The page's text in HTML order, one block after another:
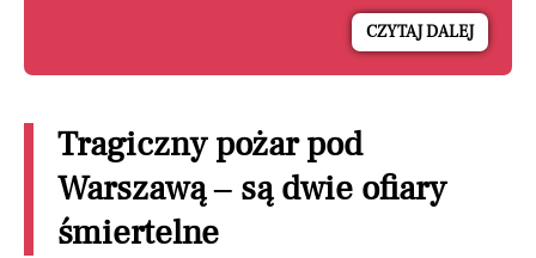
CZYTAJ DALEJ
Tragiczny pożar pod
Warszawą – są dwie ofiary
śmiertelne